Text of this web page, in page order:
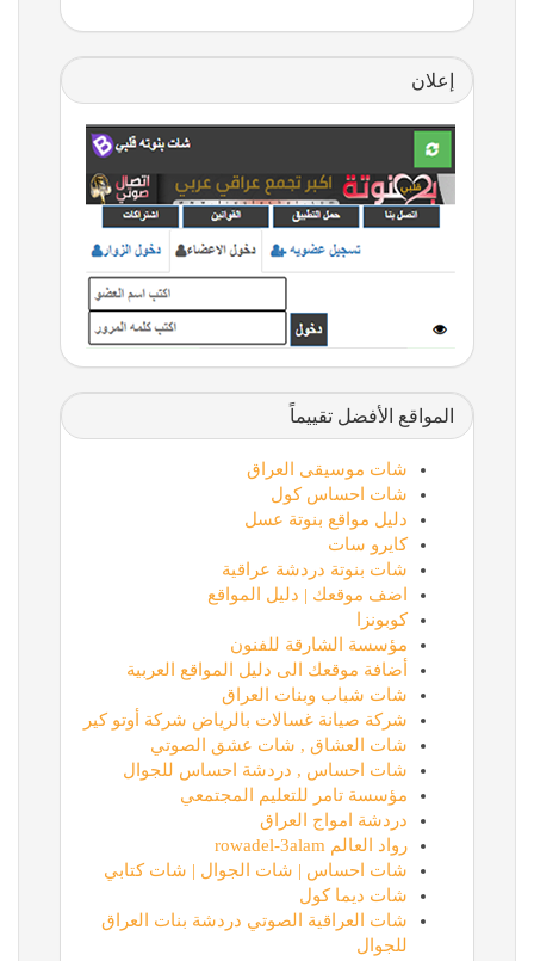
إعلان
المواقع الأفضل تقييماً
شات موسيقى العراق
شات احساس كول
دليل مواقع بنوتة عسل
كايرو سات
شات بنوتة دردشة عراقية
اضف موقعك | دليل المواقع
كوبونزا
مؤسسة الشارقة للفنون
أضافة موقعك الى دليل المواقع العربية
شات شباب وبنات العراق
شركة صيانة غسالات بالرياض شركة أوتو كير
شات العشاق , شات عشق الصوتي
شات احساس , دردشة احساس للجوال
مؤسسة تامر للتعليم المجتمعي
دردشة امواج العراق
رواد العالم rowadel-3alam
شات احساس | شات الجوال | شات كتابي
شات ديما كول
شات العراقية الصوتي دردشة بنات العراق
للجوال